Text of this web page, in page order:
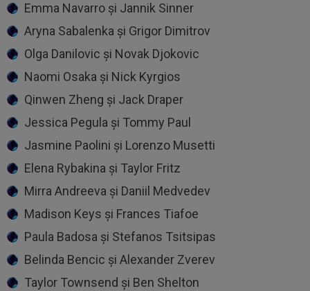
Emma Navarro şi Jannik Sinner
Aryna Sabalenka şi Grigor Dimitrov
Olga Danilovic şi Novak Djokovic
Naomi Osaka şi Nick Kyrgios
Qinwen Zheng şi Jack Draper
Jessica Pegula şi Tommy Paul
Jasmine Paolini şi Lorenzo Musetti
Elena Rybakina şi Taylor Fritz
Mirra Andreeva şi Daniil Medvedev
Madison Keys şi Frances Tiafoe
Paula Badosa şi Stefanos Tsitsipas
Belinda Bencic şi Alexander Zverev
Taylor Townsend şi Ben Shelton